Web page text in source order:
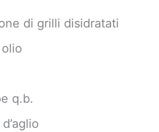
di grilli disidratati
q.b.